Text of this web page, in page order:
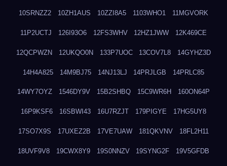
10SRNZZ2 10ZH1AUS 10ZZI8A5 1103WHO1 11MGVORK
11P2UCTJ 126I93O6 12FS3WHV 12HZ1JWW 12K469CE
12QCPWZN 12UKQO0N 133P7UOC 13COV7L8 14GYHZ3D
14H4A825 14M9BJ75 14NJ13LJ 14PRJLGB 14PRLC85
14WY7OYZ 1546DY9V 15B2SHBQ 15C9WR6H 160ON64P
16P9KSF6 16SBWI43 16U7RZJT 179PIGYE 17HG5UY8
17SO7X9S 17UXEZ2B 17VE7UAW 181QKVNV 18FL2H11
18UVF9V8 19CWX8Y9 19S0NNZV 19SYNG2F 19V5GFDB